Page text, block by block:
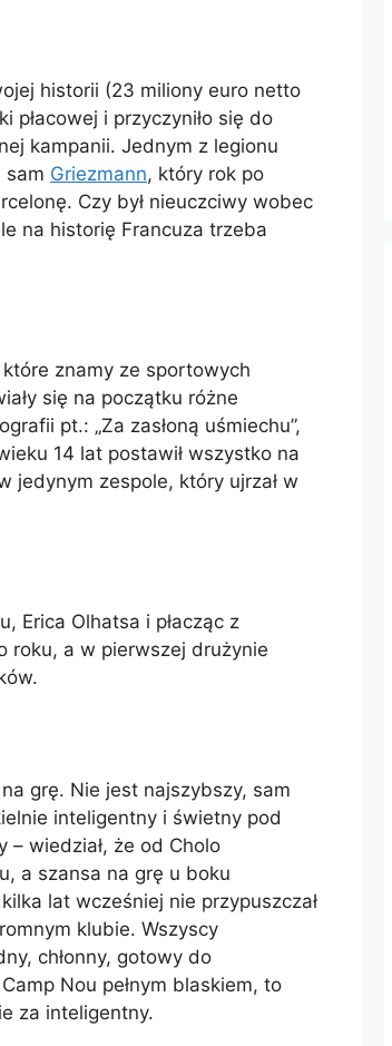
historii (23 miliony euro netto
płacowej i przyczyniło się do
kampanii. Jednym z legionu
sam Griezmann, który rok po
Czy był nieuczciwy wobec
na historię Francuza trzeba
znamy ze sportowych
się na początku różne
pt.: „Za zasłoną uśmiechu”,
14 lat postawił wszystko na
jedynym zespole, który ujrzał w
Erica Olhatsa i płacząc z
roku, a w pierwszej drużynie
grę. Nie jest najszybszy, sam
inteligentny i świetny pod
– wiedział, że od Cholo
a szansa na grę u boku
lat wcześniej nie przypuszczał
klubie. Wszyscy
chłonny, gotowy do
Nou pełnym blaskiem, to
za inteligentny.